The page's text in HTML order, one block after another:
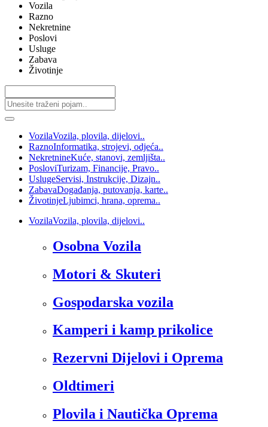
Vozila
Razno
Nekretnine
Poslovi
Usluge
Zabava
Životinje
VozilaVozila, plovila, dijelovi..
RaznoInformatika, strojevi, odjeća..
NekretnineKuće, stanovi, zemljišta..
PosloviTurizam, Financije, Pravo..
UslugeServisi, Instrukcije, Dizajn..
ZabavaDogađanja, putovanja, karte..
ŽivotinjeLjubimci, hrana, oprema..
VozilaVozila, plovila, dijelovi..
Osobna Vozila
Motori & Skuteri
Gospodarska vozila
Kamperi i kamp prikolice
Rezervni Dijelovi i Oprema
Oldtimeri
Plovila i Nautička Oprema